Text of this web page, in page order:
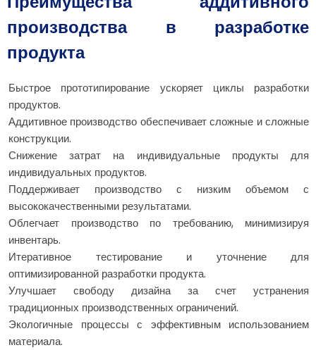
производства в разработке
продукта
Быстрое прототипирование ускоряет циклы разработки
продуктов.
Аддитивное производство обеспечивает сложные и сложные
конструкции.
Снижение затрат на индивидуальные продукты для
индивидуальных продуктов.
Поддерживает производство с низким объемом с
высококачественными результатами.
Облегчает производство по требованию, минимизируя
инвентарь.
Итеративное тестирование и уточнение для
оптимизированной разработки продукта.
Улучшает свободу дизайна за счет устранения
традиционных производственных ограничений.
Экологичные процессы с эффективным использованием
материала.